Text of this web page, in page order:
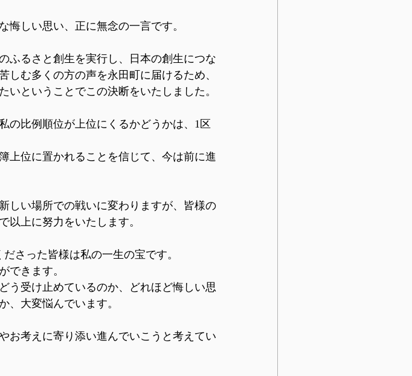
悔しい思い、正に無念の一言です。
ふるさと創生を実行し、日本の創生につな
む多くの方の声を永田町に届けるため、
ということでこの決断をいたしました。
の比例順位が上位にくるかどうかは、1区
上位に置かれることを信じて、今は前に進
しい場所での戦いに変わりますが、皆様の
以上に努力をいたします。
さった皆様は私の一生の宝です。
できます。
う受け止めているのか、どれほど悔しい思
、大変悩んでいます。
お考えに寄り添い進んでいこうと考えてい